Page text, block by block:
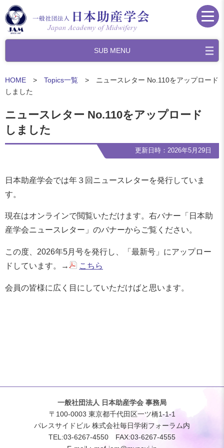
SUB MENU
HOME > Topics一覧 > ニュースレター No.110をアップロード
しました
ニュースレター No.110をアップロード
しました
更新日時：2026年5月29日
日本助産学会では年３回ニュースレターを発行していま
す。
現在はオンラインで閲覧いただけます。右バナー「日本助
産学会ニュースレター」のバナーからご覧ください。
この度、2026年5月号を発行し、「最新号」にアップロー
ドしています。→
こちら
会員の皆様に広く目にしていただけばと思います。
一般社団法人 日本助産学会 事務局
〒100-0003 東京都千代田区一ツ橋1-1-1
パレスサイドビル 株式会社毎日学術フォーラム内
TEL:03-6267-4550 FAX:03-6267-4555